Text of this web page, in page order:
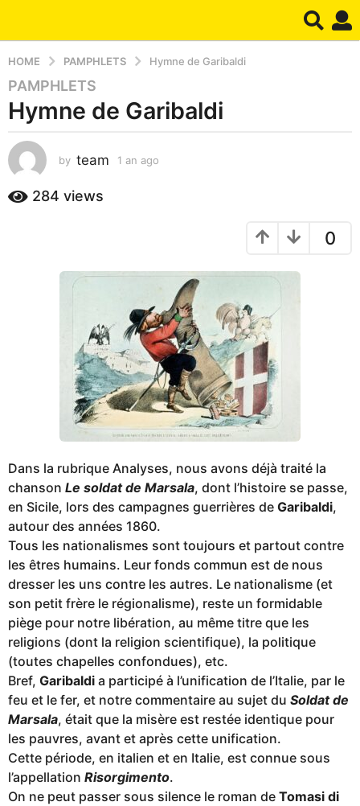
HOME PAMPHLETS Hymne de Garibaldi
1
a
a
g
1
PAMPHLETS
Hymne de Garibaldi
by team 1 an ago
284 views
0
Dans la rubrique Analyses, nous avons déjà traité la
chanson Le soldat de Marsala, dont l’histoire se passe,
en Sicile, lors des campagnes guerrières de Garibaldi,
autour des années 1860.
Tous les nationalismes sont toujours et partout contre
les êtres humains. Leur fonds commun est de nous
dresser les uns contre les autres. Le nationalisme (et
son petit frère le régionalisme), reste un formidable
piège pour notre libération, au même titre que les
religions (dont la religion scientifique), la politique
(toutes chapelles confondues), etc.
Bref, Garibaldi a participé à l’unification de l’Italie, par le
feu et le fer, et notre commentaire au sujet du Soldat de
Marsala, était que la misère est restée identique pour
les pauvres, avant et après cette unification.
Cette période, en italien et en Italie, est connue sous
l’appellation Risorgimento.
On ne peut passer sous silence le roman de Tomasi di